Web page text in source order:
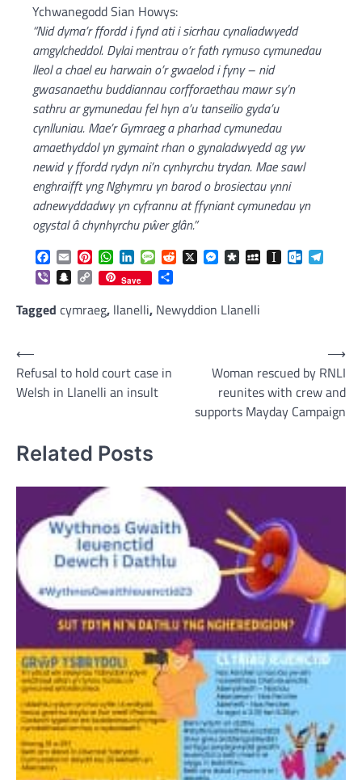
Ychwanegodd Sian Howys:
“Nid dyma’r ffordd i fynd ati i sicrhau cynaliadwyedd
amgylcheddol. Dylai mentrau o’r fath rymuso cymunedau
lleol a chael eu harwain o’r gwaelod i fyny – nid
gwasanaethu buddiannau corfforaethau mawr sy’n
sathru ar gymunedau fel hyn a’u tanseilio gyda’u
cynlluniau. Mae’r Gymraeg a pharhad cymunedau
amaethyddol yn gymaint rhan o gynaladwyedd ag yw
newid y ffordd rydyn ni’n cynhyrchu trydan. Mae sawl
enghraifft yng Nghymru yn barod o brosiectau ynni
adnewyddadwy yn cyfrannu at ffyniant cymunedau yn
ogystal â chynhyrchu pŵer glân.”
Facebook
EmailPinterestWhatsApp
LinkedInMessageReddit
X Messenger
DiasporaMySpaceInstapaper
ViberSnapchat
Copy
Link
Save
Tagged cymraeg, llanelli, Newyddion Llanelli
Post
navigation
⟵
Refusal to hold court case in
Welsh in Llanelli an insult
Woman rescued by RNLI
reunites with crew and
supports Mayday Campaign
⟶
Related Posts